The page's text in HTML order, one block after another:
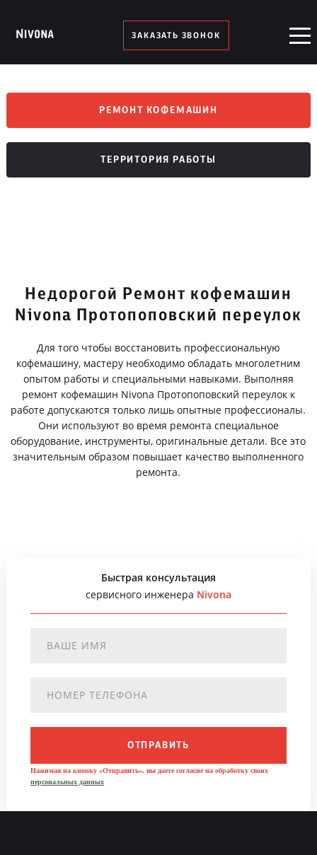
ЗАКАЗАТЬ ЗВОНОК
РЕМОНТ КОФЕМАШИН
ТЕРРИТОРИЯ РАБОТЫ
Недорогой Ремонт кофемашин
Nivona Протопоповский переулок
Для того чтобы восстановить профессиональную
кофемашину, мастеру необходимо обладать многолетним
опытом работы и специальными навыками. Выполняя
ремонт кофемашин Nivona Протопоповский переулок к
работе допускаются только лишь опытные профессионалы.
Они используют во время ремонта специальное
оборудование, инструменты, оригинальные детали. Все это
значительным образом повышает качество выполненного
ремонта.
Быстрая консультация
сервисного инженера Nivona
ОТПРАВИТЬ
Нажимая на кнопку «Отправить», вы даете согласие на обработку своих
персональных данных